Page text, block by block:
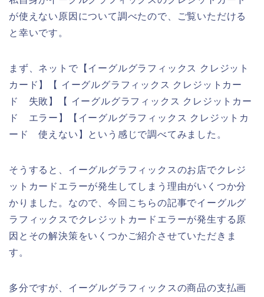
が使えない原因について調べたので、ご覧いただける
と幸いです。
まず、ネットで【イーグルグラフィックス クレジット
カード】【 イーグルグラフィックス クレジットカー
ド 失敗】【 イーグルグラフィックス クレジットカー
ド エラー】【イーグルグラフィックス クレジットカ
ード 使えない】という感じで調べてみました。
そうすると、イーグルグラフィックスのお店でクレジ
ットカードエラーが発生してしまう理由がいくつか分
かりました。なので、今回こちらの記事でイーグルグ
ラフィックスでクレジットカードエラーが発生する原
因とその解決策をいくつかご紹介させていただきま
す。
多分ですが、イーグルグラフィックスの商品の支払画